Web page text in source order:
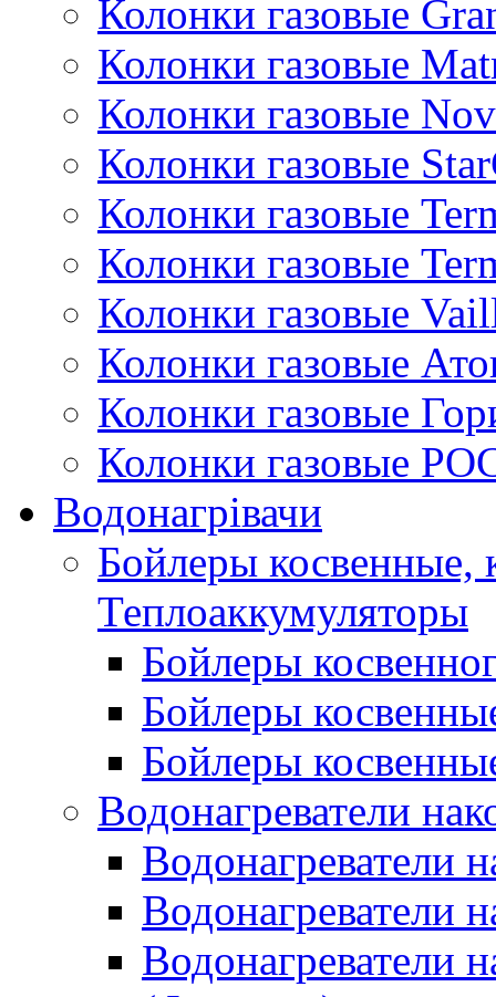
Колонки газовые
Колонки газовые
Колонки газовые
Колонки газовые
Колонки газовые
Колонки газовые
Колонки газовые
Колонки газовые
Колонки газовые
Колонки газовые
Водонагрівачи
Бойлеры косвенные,
Теплоаккумуляторы
Бойлеры
Бойлеры
Бойлеры
Водонагреватели
Водонагреватели
Водонагреватели
Водонагреватели